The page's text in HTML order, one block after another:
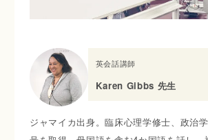
英会話講師
Karen Gibbs 先生
ジャマイカ出身。臨床心理学修士、政治